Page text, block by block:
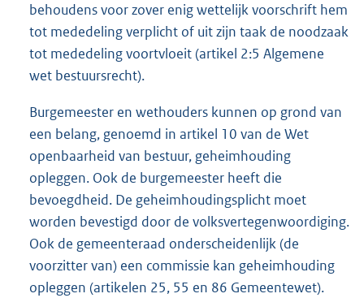
behoudens voor zover enig wettelijk voorschrift hem
tot mededeling verplicht of uit zijn taak de noodzaak
tot mededeling voortvloeit (artikel 2:5 Algemene
wet bestuursrecht).
Burgemeester en wethouders kunnen op grond van
een belang, genoemd in artikel 10 van de Wet
openbaarheid van bestuur, geheimhouding
opleggen. Ook de burgemeester heeft die
bevoegdheid. De geheimhoudingsplicht moet
worden bevestigd door de volksvertegenwoordiging.
Ook de gemeenteraad onderscheidenlijk (de
voorzitter van) een commissie kan geheimhouding
opleggen (artikelen 25, 55 en 86 Gemeentewet).